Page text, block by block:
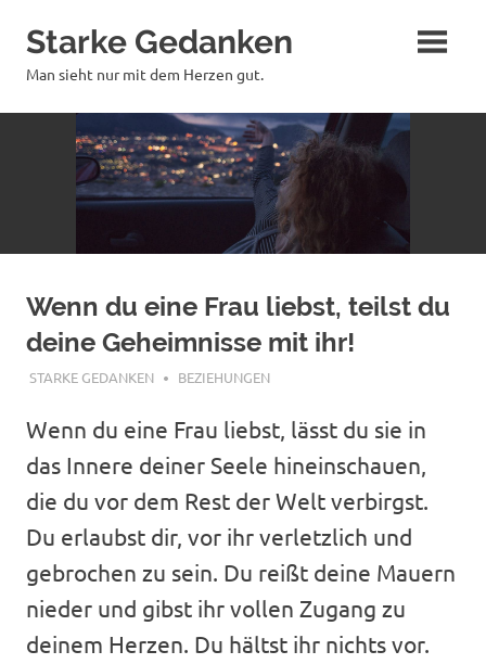
Inhalt
springen
Starke Gedanken
Man sieht nur mit dem Herzen gut.
Wenn du eine Frau liebst, teilst du
deine Geheimnisse mit ihr!
JUNI 20, 2018
STARKE GEDANKEN BEZIEHUNGEN
Wenn du eine Frau liebst, lässt du sie in
das Innere deiner Seele hineinschauen,
die du vor dem Rest der Welt verbirgst.
Du erlaubst dir, vor ihr verletzlich und
gebrochen zu sein. Du reißt deine Mauern
nieder und gibst ihr vollen Zugang zu
deinem Herzen. Du hältst ihr nichts vor.